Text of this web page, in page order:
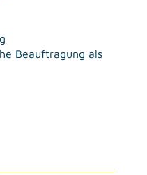
Beauftragung als